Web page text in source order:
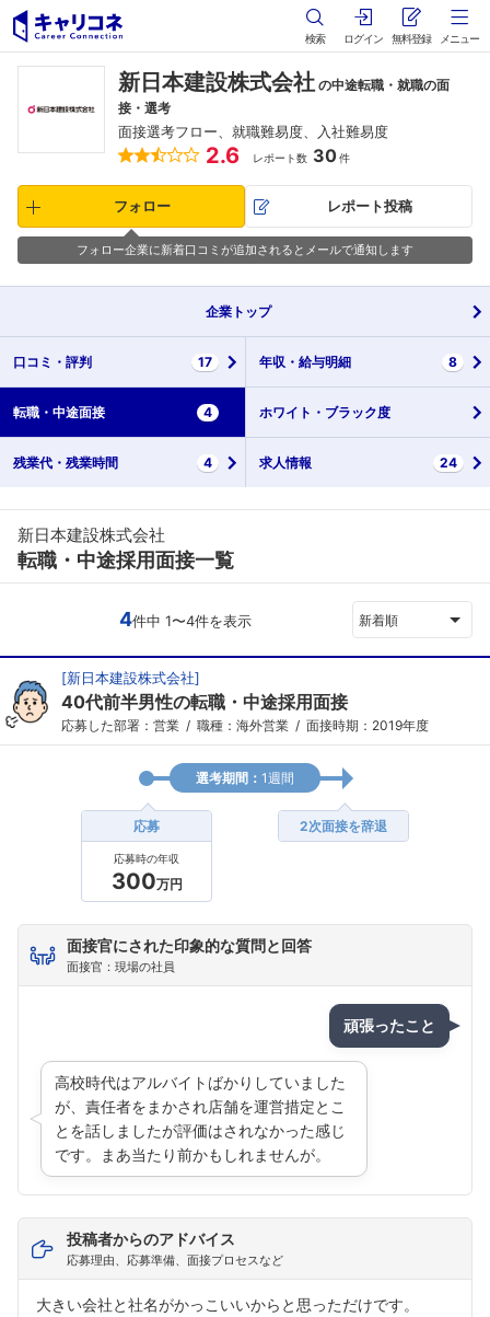
検索 ログイン 無料登録 メニュー
新日本建設株式会社 の中途転職・就職の面
接・選考
面接選考フロー、就職難易度、入社難易度
2.6 レポート数 30件
フォロー レポート投稿
フォロー企業に新着口コミが追加されるとメールで通知します
企業 トップ
口コミ・ 評判 17 年収・ 給与明細 8
転職・ 中途面接 4 ホワイト・ ブラック度
残業代・ 残業時間 4 求人情報 24
新日本建設株式会社
転職・中途採用面接一覧
4件中 1〜4件を表示 新着順
[新日本建設株式会社]
40代前半男性の転職・中途採用面接
応募した部署：営業 職種：海外営業 面接時期：2019年度
選考期間： 1週間
応募
応募時の年収
300万円
2次面接を辞退
面接官にされた印象的な質問と回答
面接官：現場の社員
頑張ったこと
高校時代はアルバイトばかりしていました
が、責任者をまかされ店舗を運営措定とこ
とを話しましたが評価はされなかった感じ
です。まあ当たり前かもしれませんが。
投稿者からのアドバイス
応募理由、応募準備、面接プロセスなど
大きい会社と社名がかっこいいからと思っただけです。